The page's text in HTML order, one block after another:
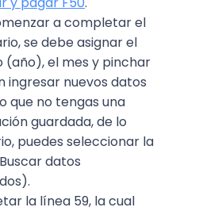
a completar el
se debe asignar el
(año), el mes y pinchar
ingresar nuevos datos
que no tengas una
guardada, de lo
puedes seleccionar la
datos
la línea 59, la cual